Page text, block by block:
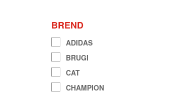
BREND
ADIDAS
BRUGI
CAT
CHAMPION